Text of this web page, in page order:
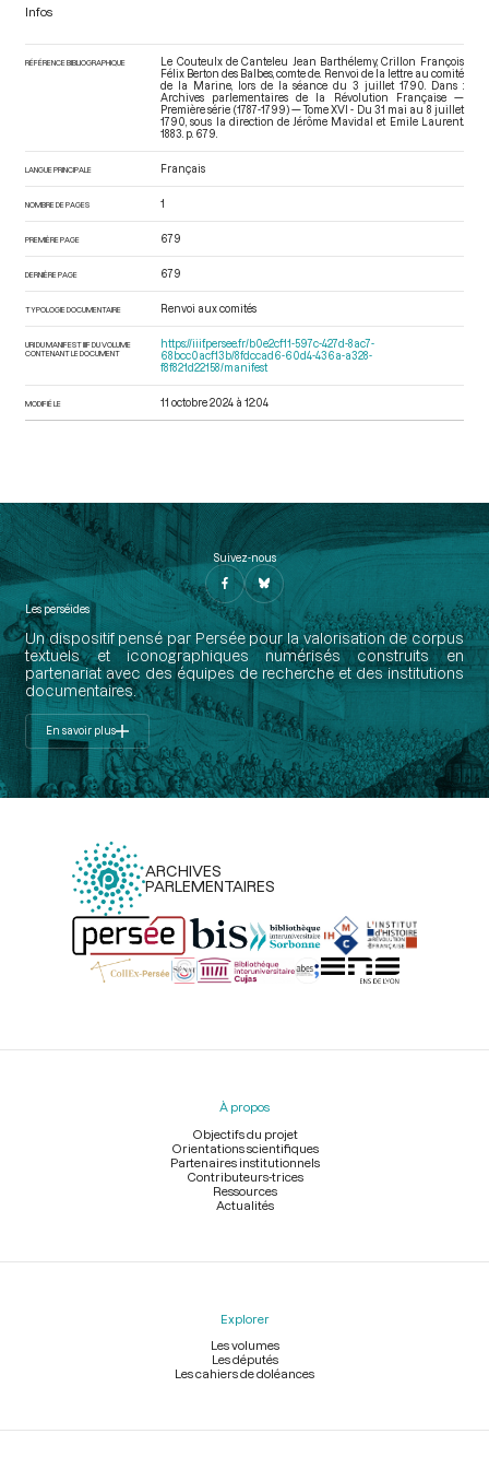
Infos
RÉFÉRENCE BIBLIOGRAPHIQUE
Le Couteulx de Canteleu Jean Barthélemy, Crillon François
Félix Berton des Balbes, comte de. Renvoi de la lettre au comité
de la Marine, lors de la séance du 3 juillet 1790. Dans :
Archives parlementaires de la Révolution Française —
Première série (1787-1799) — Tome XVI - Du 31 mai au 8 juillet
1790 , sous la direction de Jérôme Mavidal et Emile Laurent.
1883. p. 679.
LANGUE PRINCIPALE Français
NOMBRE DE PAGES 1
PREMIÈRE PAGE 679
DERNIÈRE PAGE 679
TYPOLOGIE DOCUMENTAIRE Renvoi aux comités
URI DU MANIFEST IIIF DU VOLUME
CONTENANT LE DOCUMENT
https://iiif.persee.fr/b0e2cf11-597c-427d-8ac7-
68bcc0acf13b/8fdccad6-60d4-436a-a328-
f8f821d22158/manifest
MODIFIÉ LE 11 octobre 2024 à 12:04
Suivez-nous
Les perséides
Un dispositif pensé par Persée pour la valorisation de corpus
textuels et iconographiques numérisés construits en
partenariat avec des équipes de recherche et des institutions
documentaires.
En savoir plus
ARCHIVES
PARLEMENTAIRES
Menu
À propos
Objectifs du projet
Orientations scientifiques
Partenaires institutionnels
Contributeurs-trices
Ressources
Actualités
Explorer
Les volumes
Les députés
Les cahiers de doléances